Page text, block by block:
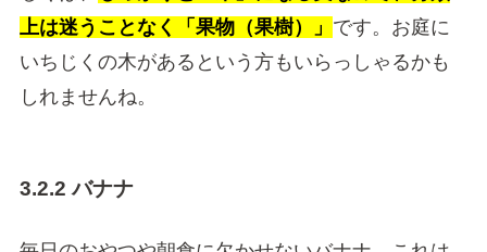
上は迷うことなく「果物（果樹）」 です。お庭に
いちじくの木があるという方もいらっしゃるかも
しれませんね。
3.2.2 バナナ